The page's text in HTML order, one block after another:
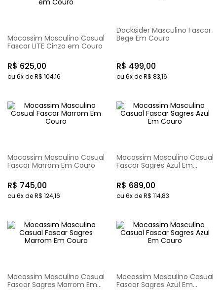
Mocassim Masculino Casual
Fascar LITE Cinza em Couro
R$ 625,00
ou 6x deR$ 104,16
Docksider Masculino Fascar
Bege Em Couro
R$ 499,00
ou 6x deR$ 83,16
Mocassim Masculino Casual
Fascar Marrom Em Couro
R$ 745,00
ou 6x deR$ 124,16
Mocassim Masculino Casual
Fascar Sagres Azul Em
R$ 689,00
ou 6x deR$ 114,83
Mocassim Masculino Casual
Fascar Sagres Marrom Em
Mocassim Masculino Casual
Fascar Sagres Azul Em